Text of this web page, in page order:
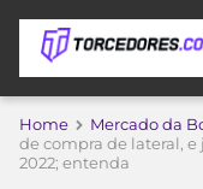
APOSTAS
DICAS
ÚLTIMAS
Home Mercado da
de compra de lateral,
2022; entenda